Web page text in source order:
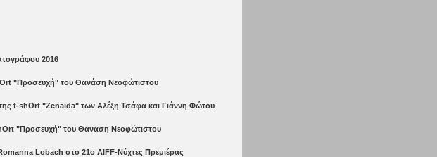
2016
"Προσευχή" του Θανάση Νεοφώτιστου
t-shOrt "Zenaida" των Αλέξη Τσάφα και Γιάννη Φώτου
"Προσευχή" του Θανάση Νεοφώτιστου
Lobach στο 21o AIFF-Νύχτες Πρεμιέρας